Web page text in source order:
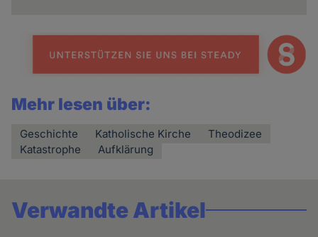
Mehr lesen über:
Geschichte Katholische Kirche
Theodizee
Katastrophe
Aufklärung
Verwandte Artikel